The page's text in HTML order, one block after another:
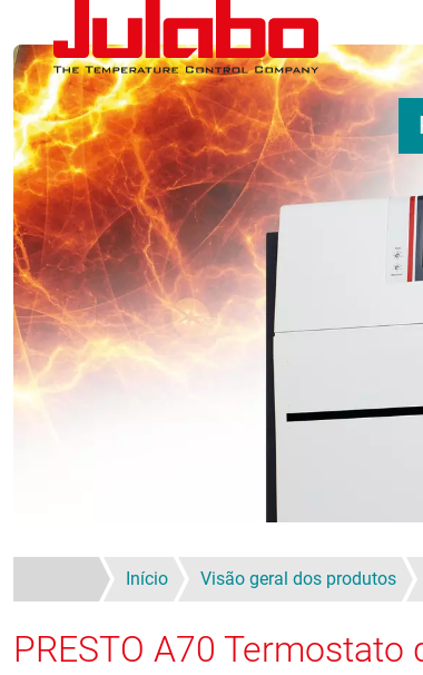
Pular para o conteúdo principal
Início Visão geral dos produtos
PRESTO A70 Termostato